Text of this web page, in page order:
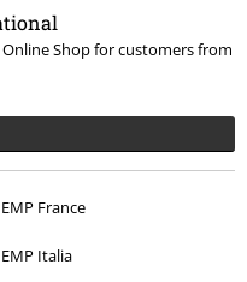
Shop for customers from
EMP France
EMP Italia
uitverkocht
Turtle Extended Shoulder